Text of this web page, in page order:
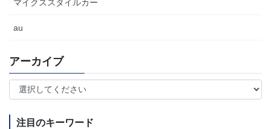
マイクススタイルカー
au
アーカイブ
注目のキーワード